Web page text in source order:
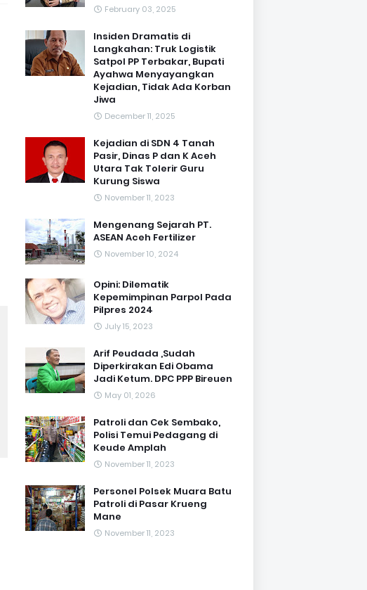
February 03, 2025
Insiden Dramatis di
Langkahan: Truk Logistik
Satpol PP Terbakar, Bupati
Ayahwa Menyayangkan
Kejadian, Tidak Ada Korban
Jiwa
December 11, 2025
Kejadian di SDN 4 Tanah
Pasir, Dinas P dan K Aceh
Utara Tak Tolerir Guru
Kurung Siswa
November 11, 2023
Mengenang Sejarah PT.
ASEAN Aceh Fertilizer
November 10, 2024
Opini: Dilematik
Kepemimpinan Parpol Pada
Pilpres 2024
July 15, 2023
Arif Peudada ,Sudah
Diperkirakan Edi Obama
Jadi Ketum. DPC PPP Bireuen
May 01, 2026
Patroli dan Cek Sembako,
Polisi Temui Pedagang di
Keude Amplah
November 11, 2023
Personel Polsek Muara Batu
Patroli di Pasar Krueng
Mane
November 11, 2023